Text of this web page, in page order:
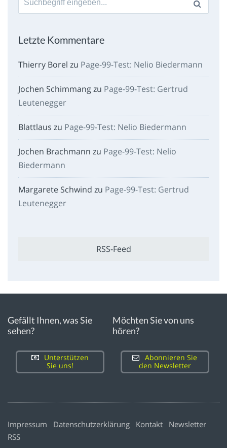
nach:
Letzte Kommentare
Thierry Borel zu Page-99-Test: Nelio Biedermann
Jochen Schimmangzu Page-99-Test: Gertrud
Leutenegger
Blattlaus zu Page-99-Test: Nelio Biedermann
Jochen Brachmann zu Page-99-Test: Nelio
Biedermann
Margarete Schwind zu Page-99-Test: Gertrud
Leutenegger
RSS-Feed
Gefällt Ihnen, was Sie
sehen?
Unterstützen
Sie uns!
Möchten Sie von uns
hören?
Abonnieren Sie
den Newsletter
Impressum Datenschutzerklärung Kontakt
Newsletter
RSS